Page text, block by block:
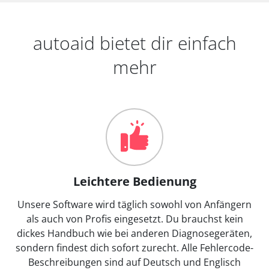
autoaid bietet dir einfach
mehr
Leichtere Bedienung
Unsere Software wird täglich sowohl von Anfängern
als auch von Profis eingesetzt. Du brauchst kein
dickes Handbuch wie bei anderen Diagnosegeräten,
sondern findest dich sofort zurecht. Alle Fehlercode-
Beschreibungen sind auf Deutsch und Englisch